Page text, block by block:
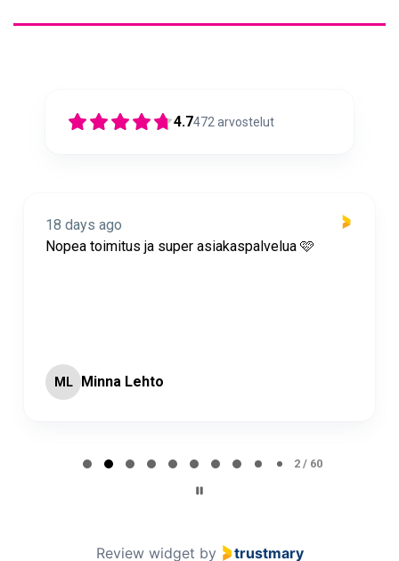
4.7472arvostelut
18 days ago
Nopea toimitus ja super asiakaspalvelua 🩷
ML Minna Lehto
2 / 60
Review widget by trustmary